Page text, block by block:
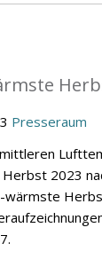
Presseraum
2023